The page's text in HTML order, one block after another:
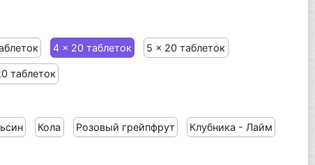
4 x 20 таблеток 5 x 20 таблеток
таблеток
Кола Розовый грейпфрут Клубника - Лайм